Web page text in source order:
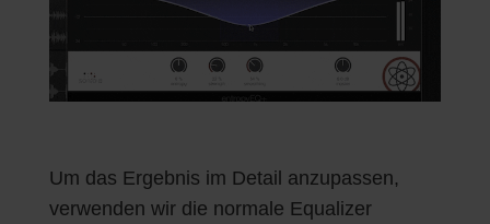
Um das Ergebnis im Detail anzupassen,
verwenden wir die normale Equalizer